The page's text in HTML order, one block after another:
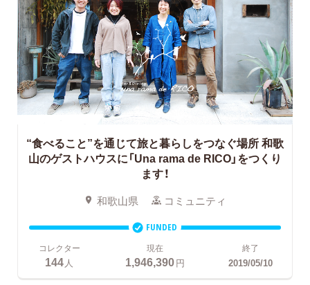
“食べること”を通じて旅と暮らしをつなぐ場所 和歌
山のゲストハウスに「Una rama de RICO」をつくり
ます！
和歌山県 コミュニティ
FUNDED
コレクター
144 人
現在
1,946,390円
終了
2019/05/10